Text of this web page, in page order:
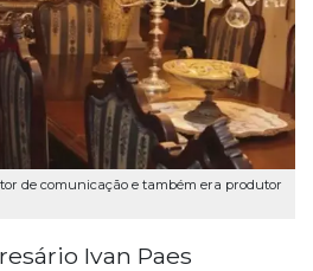
de comunicação e também era produtor
Ivan Paes